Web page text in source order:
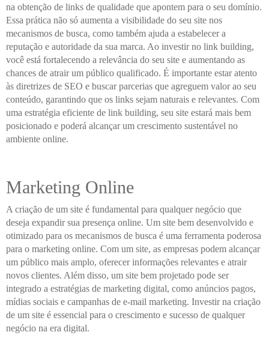
na obtenção de links de qualidade que apontem para o seu domínio.
Essa prática não só aumenta a visibilidade do seu site nos
mecanismos de busca, como também ajuda a estabelecer a
reputação e autoridade da sua marca. Ao investir no link building,
você está fortalecendo a relevância do seu site e aumentando as
chances de atrair um público qualificado. É importante estar atento
às diretrizes de SEO e buscar parcerias que agreguem valor ao seu
conteúdo, garantindo que os links sejam naturais e relevantes. Com
uma estratégia eficiente de link building, seu site estará mais bem
posicionado e poderá alcançar um crescimento sustentável no
ambiente online.
Marketing Online
A criação de um site é fundamental para qualquer negócio que
deseja expandir sua presença online. Um site bem desenvolvido e
otimizado para os mecanismos de busca é uma ferramenta poderosa
para o marketing online. Com um site, as empresas podem alcançar
um público mais amplo, oferecer informações relevantes e atrair
novos clientes. Além disso, um site bem projetado pode ser
integrado a estratégias de marketing digital, como anúncios pagos,
mídias sociais e campanhas de e-mail marketing. Investir na criação
de um site é essencial para o crescimento e sucesso de qualquer
negócio na era digital.